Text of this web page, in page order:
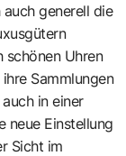
generell die
schönen Uhren
Sammlungen
in einer
neue Einstellung
Sicht im